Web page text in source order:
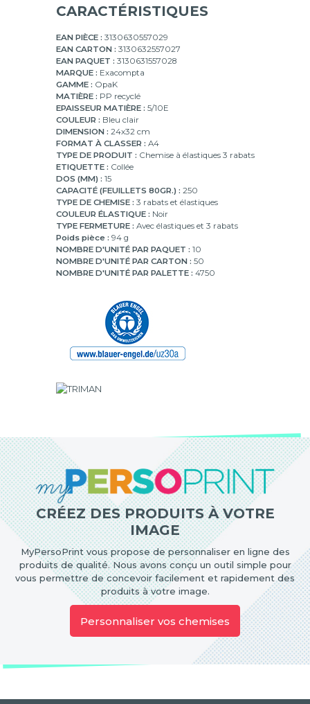
CARACTÉRISTIQUES
EAN PIÈCE : 3130630557029
EAN CARTON : 3130632557027
EAN PAQUET : 3130631557028
MARQUE : Exacompta
GAMME : OpaK
MATIÈRE : PP recyclé
EPAISSEUR MATIÈRE : 5/10E
COULEUR : Bleu clair
DIMENSION : 24x32 cm
FORMAT À CLASSER : A4
TYPE DE PRODUIT : Chemise à élastiques 3 rabats
ETIQUETTE : Collée
DOS (MM) : 15
CAPACITÉ (FEUILLETS 80GR.) : 250
TYPE DE CHEMISE : 3 rabats et élastiques
COULEUR ÉLASTIQUE : Noir
TYPE FERMETURE : Avec élastiques et 3 rabats
Poids pièce : 94 g
NOMBRE D'UNITÉ PAR PAQUET : 10
NOMBRE D'UNITÉ PAR CARTON : 50
NOMBRE D'UNITÉ PAR PALETTE : 4750
CRÉEZ DES PRODUITS À VOTRE
IMAGE
MyPersoPrint vous propose de personnaliser en ligne des
produits de qualité. Nous avons conçu un outil simple pour
vous permettre de concevoir facilement et rapidement des
produits à votre image.
Personnaliser vos chemises